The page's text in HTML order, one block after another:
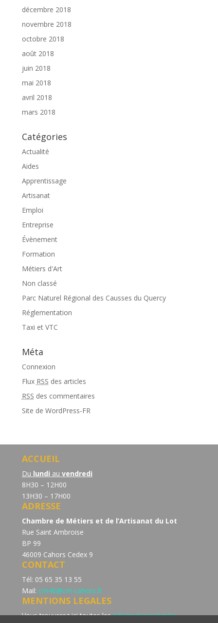
décembre 2018
novembre 2018
octobre 2018
août 2018
juin 2018
mai 2018
avril 2018
mars 2018
Catégories
Actualité
Aides
Apprentissage
Artisanat
Emploi
Entreprise
Évènement
Formation
Métiers d'Art
Non classé
Parc Naturel Régional des Causses du Quercy
Réglementation
Taxi et VTC
Méta
Connexion
Flux RSS des articles
RSS des commentaires
Site de WordPress-FR
ACCUEIL
Du lundi au vendredi
8H30 – 12H00
13H30 – 17H00
ADRESSE
Chambre de Métiers et de l’Artisanat du Lot
Rue Saint Ambroise
BP 99
46009 Cahors Cedex 9
CONTACT
Tél: 05 65 35 13 55
Mail: cm46@cm-cahors.fr
MENTIONS LEGALES
Vous trouverez ici toutes lesinformations légales